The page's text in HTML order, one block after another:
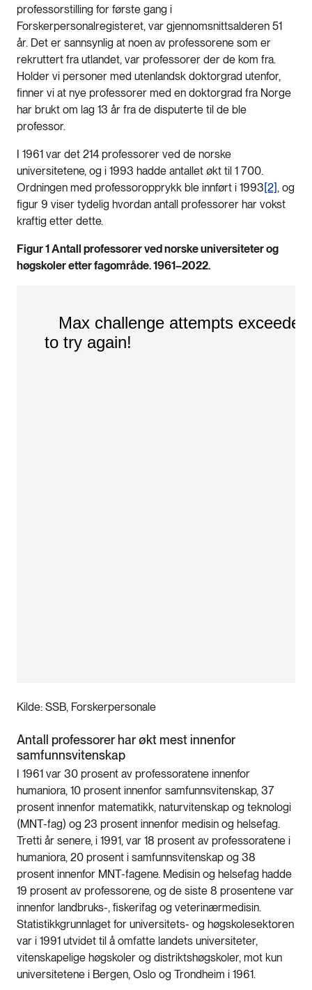
professorstilling for første gang i
Forskerpersonalregisteret, var gjennomsnittsalderen 51
år. Det er sannsynlig at noen av professorene som er
rekruttert fra utlandet, var professorer der de kom fra.
Holder vi personer med utenlandsk doktorgrad utenfor,
finner vi at nye professorer med en doktorgrad fra Norge
har brukt om lag 13 år fra de disputerte til de ble
professor.
I 1961 var det 214 professorer ved de norske
universitetene, og i 1993 hadde antallet økt til 1 700.
Ordningen med professoropprykk ble innført i 1993[2], og
figur 9 viser tydelig hvordan antall professorer har vokst
kraftig etter dette.
Figur 1 Antall professorer ved norske universiteter og
høgskoler etter fagområde. 1961–2022.
Kilde: SSB, Forskerpersonale
Antall professorer har økt mest innenfor
samfunnsvitenskap
I 1961 var 30 prosent av professoratene innenfor
humaniora, 10 prosent innenfor samfunnsvitenskap, 37
prosent innenfor matematikk, naturvitenskap og teknologi
(MNT-fag) og 23 prosent innenfor medisin og helsefag.
Tretti år senere, i 1991, var 18 prosent av professoratene i
humaniora, 20 prosent i samfunnsvitenskap og 38
prosent innenfor MNT-fagene. Medisin og helsefag hadde
19 prosent av professorene, og de siste 8 prosentene var
innenfor landbruks-, fiskerifag og veterinærmedisin.
Statistikkgrunnlaget for universitets- og høgskolesektoren
var i 1991 utvidet til å omfatte landets universiteter,
vitenskapelige høgskoler og distriktshøgskoler, mot kun
universitetene i Bergen, Oslo og Trondheim i 1961.